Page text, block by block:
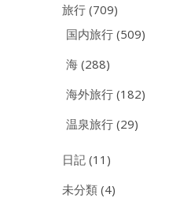
旅行 (709)
国内旅行 (509)
海 (288)
海外旅行 (182)
温泉旅行 (29)
日記 (11)
未分類 (4)